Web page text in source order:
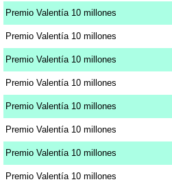
Premio Valentía 10 millones
Premio Valentía 10 millones
Premio Valentía 10 millones
Premio Valentía 10 millones
Premio Valentía 10 millones
Premio Valentía 10 millones
Premio Valentía 10 millones
Premio Valentía 10 millones